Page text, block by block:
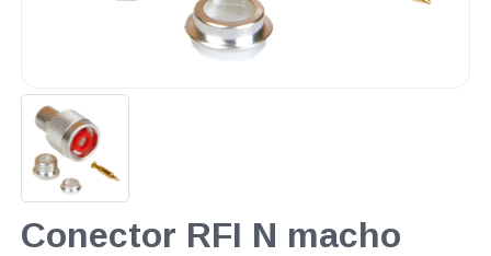
Conector RFI N macho